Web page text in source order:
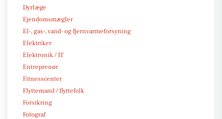
Dyrlæge
Ejendomsmægler
El-, gas-, vand- og fjernvarmeforsyning
Elektriker
Elektronik / IT
Entreprenør
Fitnesscenter
Flyttemand / flyttefolk
Forsikring
Fotograf